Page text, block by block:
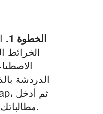
الخطوة 1.
الخرائط
الدردشة
مطالباتك أو موضوعك.